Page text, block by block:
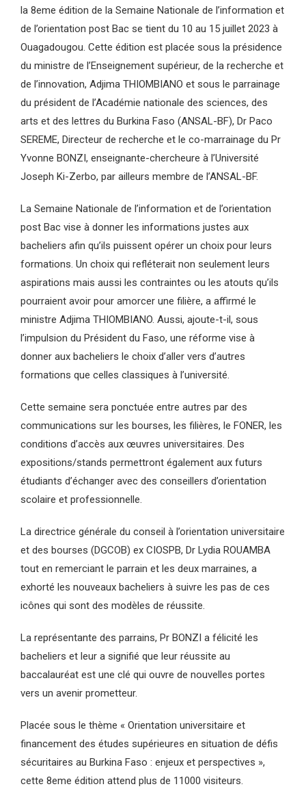
la 8eme édition de la Semaine Nationale de l’information et
de l’orientation post Bac se tient du 10 au 15 juillet 2023 à
Ouagadougou. Cette édition est placée sous la présidence
du ministre de l’Enseignement supérieur, de la recherche et
de l’innovation, Adjima THIOMBIANO et sous le parrainage
du président de l’Académie nationale des sciences, des
arts et des lettres du Burkina Faso (ANSAL-BF), Dr Paco
SEREME, Directeur de recherche et le co-marrainage du Pr
Yvonne BONZI, enseignante-chercheure à l’Université
Joseph Ki-Zerbo, par ailleurs membre de l’ANSAL-BF.
La Semaine Nationale de l’information et de l’orientation
post Bac vise à donner les informations justes aux
bacheliers afin qu’ils puissent opérer un choix pour leurs
formations. Un choix qui refléterait non seulement leurs
aspirations mais aussi les contraintes ou les atouts qu’ils
pourraient avoir pour amorcer une filière, a affirmé le
ministre Adjima THIOMBIANO. Aussi, ajoute-t-il, sous
l’impulsion du Président du Faso, une réforme vise à
donner aux bacheliers le choix d’aller vers d’autres
formations que celles classiques à l’université.
Cette semaine sera ponctuée entre autres par des
communications sur les bourses, les filières, le FONER, les
conditions d’accès aux œuvres universitaires. Des
expositions/stands permettront également aux futurs
étudiants d’échanger avec des conseillers d’orientation
scolaire et professionnelle.
La directrice générale du conseil à l’orientation universitaire
et des bourses (DGCOB) ex CIOSPB, Dr Lydia ROUAMBA
tout en remerciant le parrain et les deux marraines, a
exhorté les nouveaux bacheliers à suivre les pas de ces
icônes qui sont des modèles de réussite.
La représentante des parrains, Pr BONZI a félicité les
bacheliers et leur a signifié que leur réussite au
baccalauréat est une clé qui ouvre de nouvelles portes
vers un avenir prometteur.
Placée sous le thème « Orientation universitaire et
financement des études supérieures en situation de défis
sécuritaires au Burkina Faso : enjeux et perspectives »,
cette 8eme édition attend plus de 11000 visiteurs.